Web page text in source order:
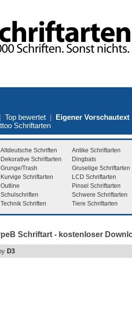
Top bewertet | Eigener Vorschautext
Schriftarten
Altdeutsche Schriften
Antike Schriftarten
Dekorative Schriftarten
Dingbats
Grunge/Trash
Gruselige Schriftarten
Kurvige Schriftarten
LCD Schriftarten
Outline
Pinsel Schriftarten
Schulschriften
Schwere Schriftarten
Technik Schriften Tiere Schriftarten
Schriftart - kostenloser
D3